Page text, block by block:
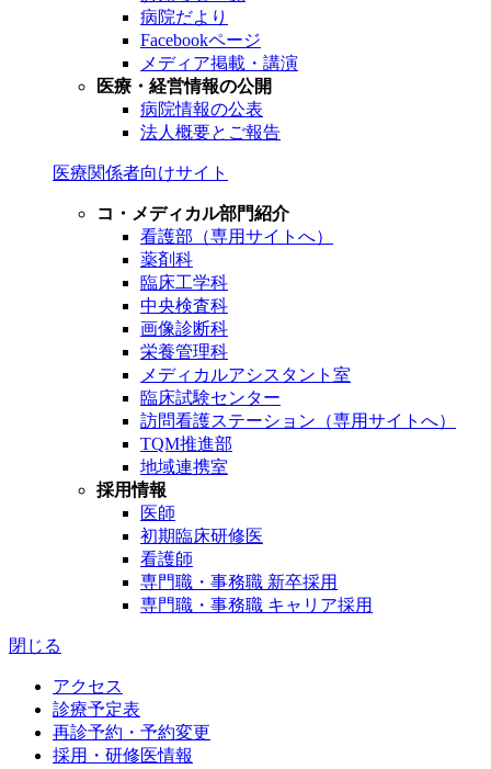
病院だより
Facebookページ
メディア掲載・講演
医療・経営情報の公開
病院情報の公表
法人概要とご報告
医療関係者向けサイト
コ・メディカル部門紹介
看護部（専用サイトへ）
薬剤科
臨床工学科
中央検査科
画像診断科
栄養管理科
メディカルアシスタント室
臨床試験センター
訪問看護ステーション（専用サイトへ）
TQM推進部
地域連携室
採用情報
医師
初期臨床研修医
看護師
専門職・事務職 新卒採用
専門職・事務職 キャリア採用
閉じる
アクセス
診療予定表
再診予約・予約変更
採用・研修医情報